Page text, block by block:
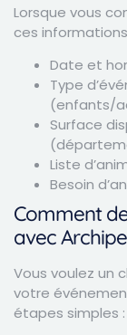
Lorsque vous
ces
Date et
Type
(enfants/
Surface
Liste
Besoin
Comment
avec
Vous voulez un
votre
étapes simples :